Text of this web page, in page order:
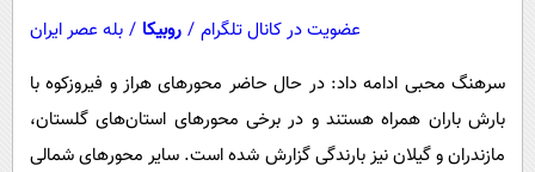
عضویت در کانال تلگرام / روبیکا / بله عصر ایران
سرهنگ محبی ادامه داد: در حال حاضر محورهای هراز و فیروزکوه با
بارش باران همراه هستند و در برخی محورهای استان‌های گلستان،
مازندران و گیلان نیز بارندگی گزارش شده است. سایر محورهای شمالی